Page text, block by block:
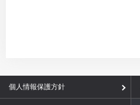
個人情報保護方針